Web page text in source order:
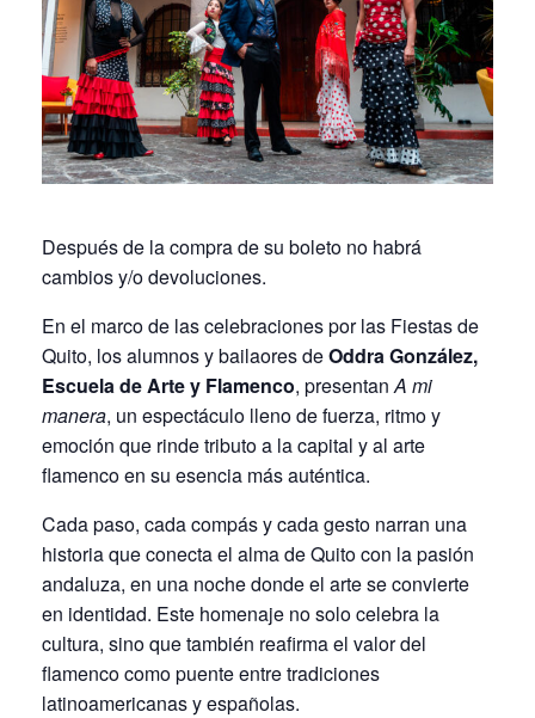
Después de la compra de su boleto no habrá
cambios y/o devoluciones.
En el marco de las celebraciones por las Fiestas de
Quito, los alumnos y bailaores deOddra González,
Escuela de Arte y Flamenco, presentanA mi
manera, un espectáculo lleno de fuerza, ritmo y
emoción que rinde tributo a la capital y al arte
flamenco en su esencia más auténtica.
Cada paso, cada compás y cada gesto narran una
historia que conecta el alma de Quito con la pasión
andaluza, en una noche donde el arte se convierte
en identidad. Este homenaje no solo celebra la
cultura, sino que también reafirma el valor del
flamenco como puente entre tradiciones
latinoamericanas y españolas.